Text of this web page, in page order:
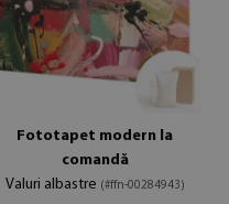
Fototapet modern la
comandă
Valuri albastre (#ffn-00284943)